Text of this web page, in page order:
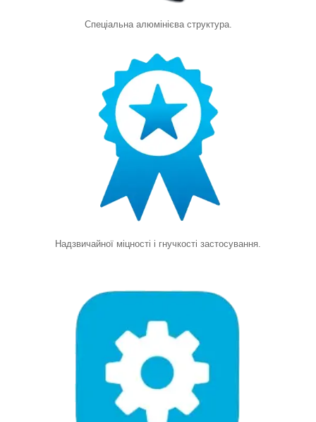
Спеціальна алюмінієва структура.
Надзвичайної міцності і гнучкості застосування.